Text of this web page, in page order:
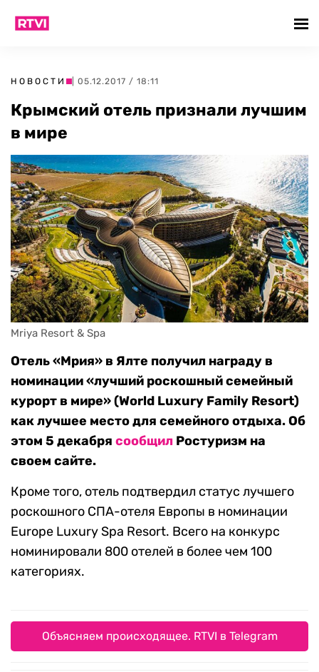
НОВОСТИ | 05.12.2017 / 18:11
Крымский отель признали лучшим
в мире
Mriya Resort & Spa
Отель «Мрия» в Ялте получил награду в
номинации «лучший роскошный семейный
курорт в мире» (World Luxury Family Resort)
как лучшее место для семейного отдыха. Об
этом 5 декабря сообщил Ростуризм на
своем сайте.
Кроме того, отель подтвердил статус лучшего
роскошного СПА-отеля Европы в номинации
Europe Luxury Spa Resort. Всего на конкурс
номинировали 800 отелей в более чем 100
категориях.
Объясняем происходящее. RTVI в Telegram